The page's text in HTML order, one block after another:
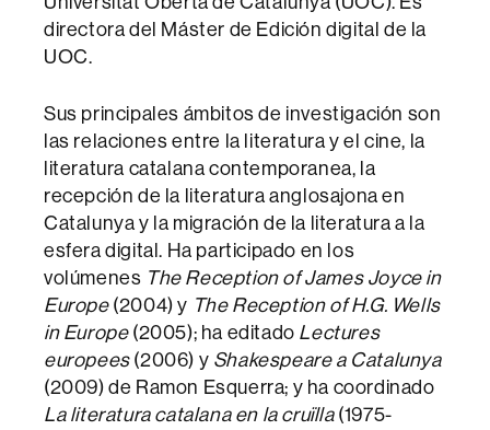
directora del Máster de Edición digital de la
UOC.
Sus principales ámbitos de investigación son
las relaciones entre la literatura y el cine, la
literatura catalana contemporanea, la
recepción de la literatura anglosajona en
Catalunya y la migración de la literatura a la
esfera digital. Ha participado en los
volúmenes The Reception of James Joyce in
Europe(2004) y The Reception of H.G. Wells
in Europe(2005); ha editado Lectures
europees(2006) y Shakespeare a Catalunya
(2009) de Ramon Esquerra; y ha coordinado
La literatura catalana en la cruïlla(1975-